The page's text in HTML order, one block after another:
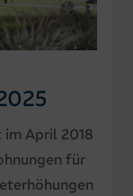
im April 2018
für